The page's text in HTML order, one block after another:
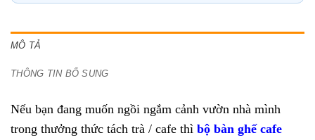
MÔ TẢ
THÔNG TIN BỔ SUNG
Nếu bạn đang muốn ngồi ngắm cảnh vườn nhà mình
trong thưởng thức tách trà / cafe thì bộ bàn ghế cafe